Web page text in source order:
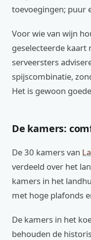
toevoegingen; puur
Voor wie van wijn
geselecteerde kaart
serveersters
spijscombinatie,
Het is gewoon
De kamers:
De 30 kamers van
verdeeld over het
kamers in het
met hoge plafonds
De kamers in het
behouden de